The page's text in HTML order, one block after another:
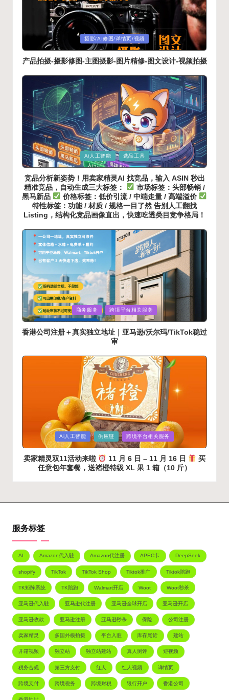
Posted
in
摄影/AI修图/详情页/视频
产品拍摄-摄影修图-主图摄影-图片精修-图文设计-视频拍摄
Posted
in
Ai人工智能 选品工具
竞品分析新姿势！用卖家精灵AI 找竞品，输入 ASIN 秒出
精准竞品，自动生成三大标签：
市场标签：头部畅销 /
黑马新品
价格标签：低价引流 / 中端走量 / 高端溢价
特性标签：功能 / 材质 / 规格一目了然 告别人工翻找
Listing，结构化竞品画像直出，快速吃透类目竞争格局！
Posted
in
商务服务 跨境平台相关服务
香港公司注册＋真实独立地址｜亚马逊/沃尔玛/TikTok稳过
审
Posted
in
Ai人工智能 供应链 跨境平台相关服务
卖家精灵双11活动来啦 11 月 6 日 – 11 月 16 日
买‮
意任‬包年套餐，送‮橙褚‬特级 XL 果 1 箱（10 斤）
服务标签
AI Amazon代入驻 Amazon代注册 APEC卡 DeepSeek
shopify TikTok TikTok Shop Tiktok推广 Tiktok陪跑
TK矩阵系统 TK陪跑 Walmart开店 Woot Woot秒杀
亚马逊代入驻 亚马逊代注册 亚马逊全球开店 亚马逊开店
亚马逊收款 亚马逊注册 亚马逊秒杀 保险 公司注册
卖家精灵 多国外模拍摄 平台入驻 库存尾货 建站
开箱视频 独立站 独立站建站 真人测评 短视频
税务合规 第三方支付 红人 红人视频 详情页
跨境支付 跨境税务 跨境财税 银行开户 香港公司